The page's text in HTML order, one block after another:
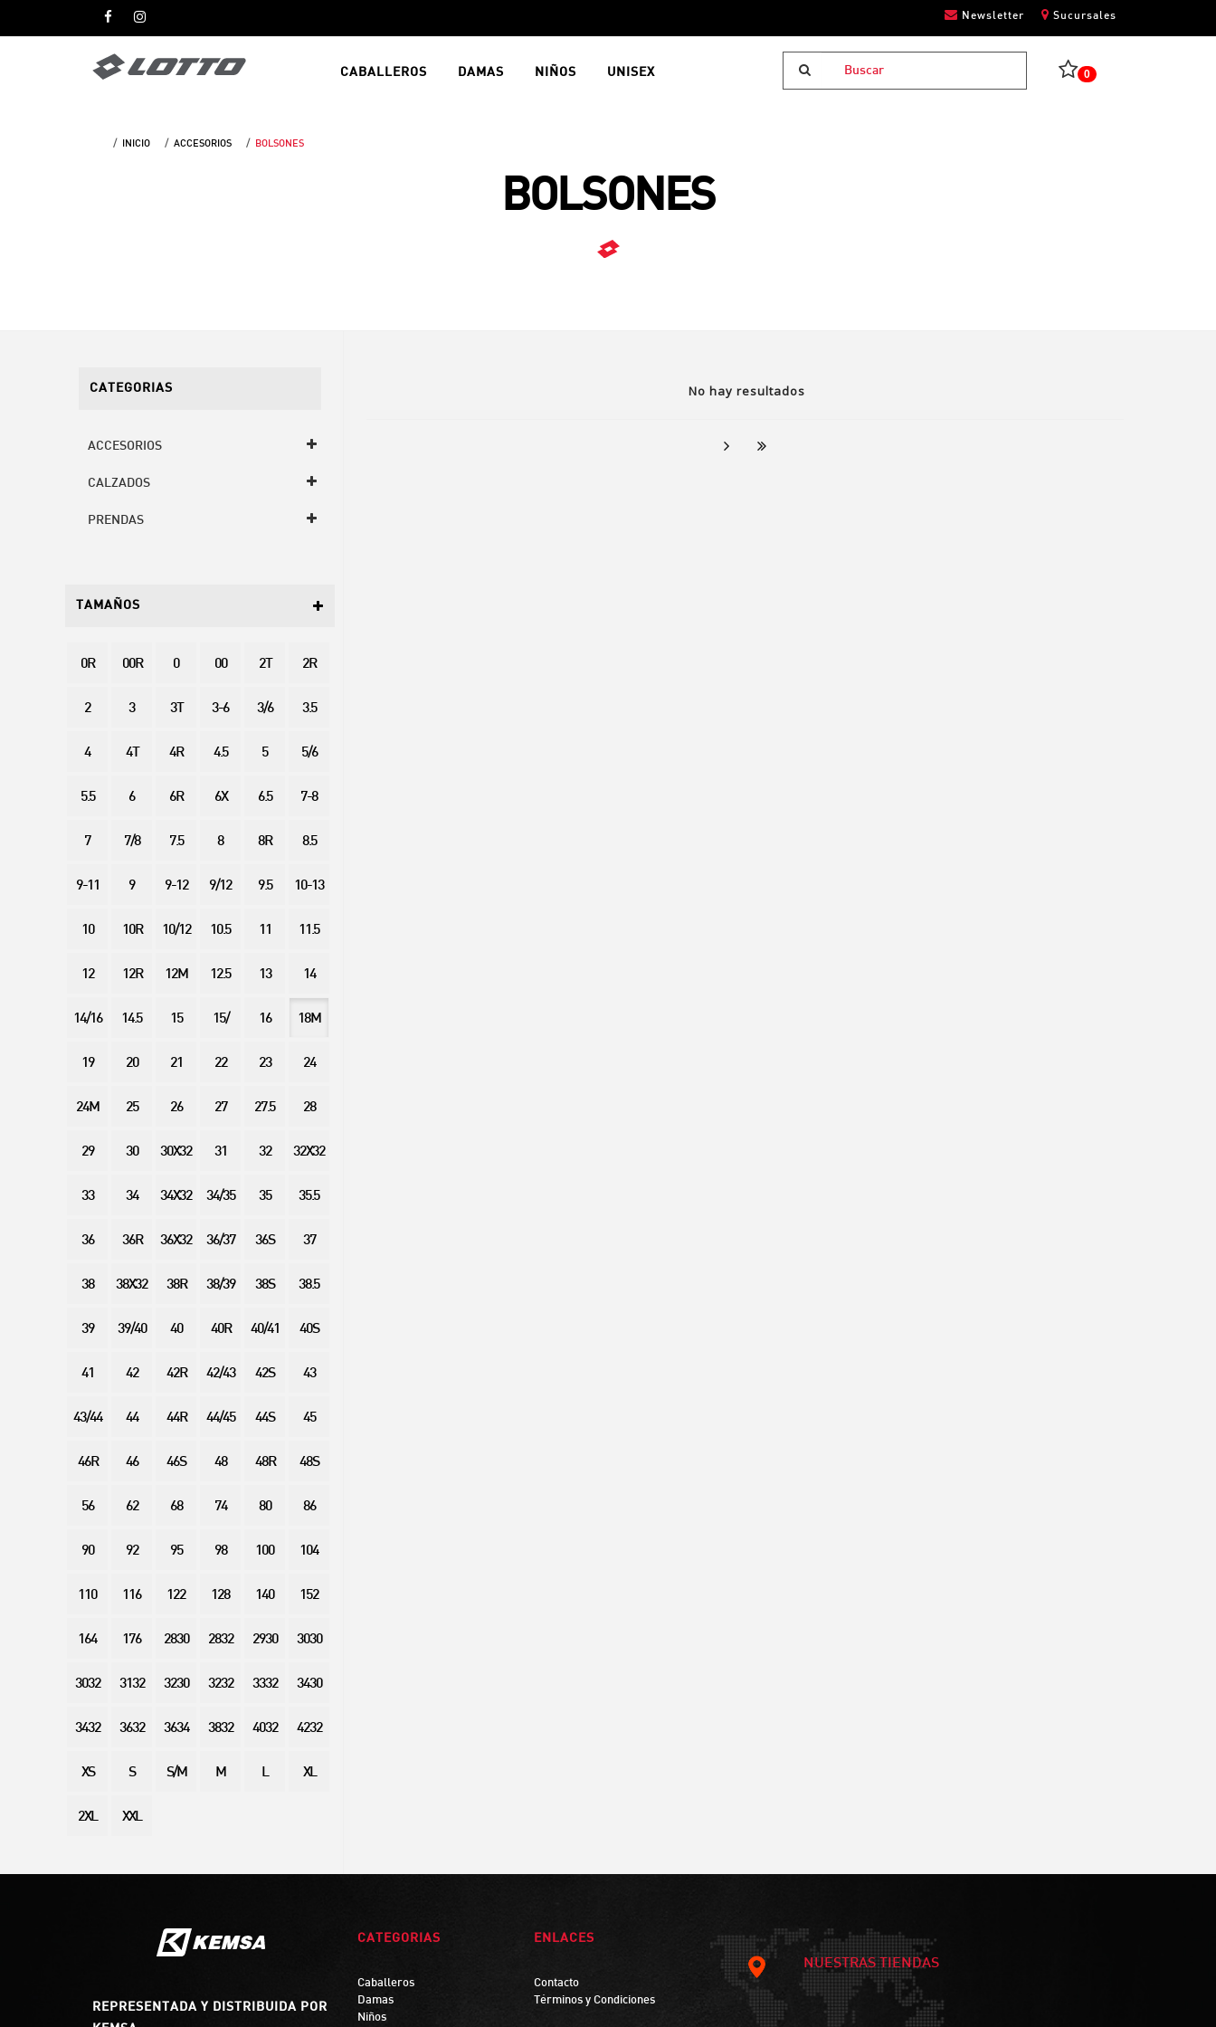
Newsletter Sucursales
0
CABALLEROS DAMAS NIÑOS UNISEX
INICIO ACCESORIOS BOLSONES
BOLSONES
No hay resultados
CATEGORIAS
ACCESORIOS
CALZADOS
PRENDAS
TAMAÑOS
0R 00R 0 00 2T 2R
2 3 3T 3-6 3/6 3.5
4 4T 4R 4.5 5 5/6
5.5 6 6R 6X 6.5 7-8
7 7/8 7.5 8 8R 8.5
9-11 9 9-12 9/12 9.5 10-13
10 10R 10/12 10.5 11 11.5
12 12R 12M 12.5 13 14
14/16 14.5 15 15/ 16 18M
19 20 21 22 23 24
24M 25 26 27 27.5 28
29 30 30X32 31 32 32X32
33 34 34X32 34/35 35 35.5
36 36R 36X32 36/37 36S 37
38 38X32 38R 38/39 38S 38.5
39 39/40 40 40R 40/41 40S
41 42 42R 42/43 42S 43
43/44 44 44R 44/45 44S 45
46R 46 46S 48 48R 48S
56 62 68 74 80 86
90 92 95 98 100 104
110 116 122 128 140 152
164 176 2830 2832 2930 3030
3032 3132 3230 3232 3332 3430
3432 3632 3634 3832 4032 4232
XS S S/M M L XL
2XL XXL
REPRESENTADA Y DISTRIBUIDA POR
CATEGORIAS
Caballeros
Damas
Niños
ENLACES
Contacto
Términos y Condiciones
NUESTRAS TIENDAS